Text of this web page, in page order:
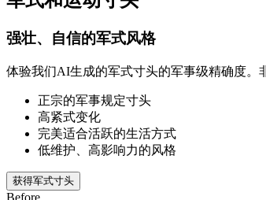
强壮、自信的军式风格
体验我们AI生成的军式寸头的军事级精确度。
正宗的军事规定寸头
高紧式变化
完美适合活跃的生活方式
低维护、高影响力的风格
获得军式寸头
Before